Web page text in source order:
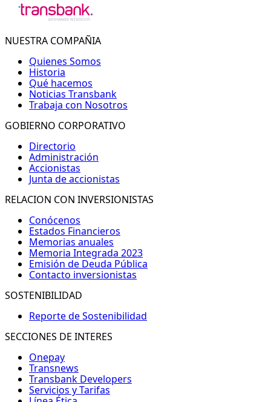
NUESTRA COMPAÑIA
Quienes Somos
Historia
Qué hacemos
Noticias Transbank
Trabaja con Nosotros
GOBIERNO CORPORATIVO
Directorio
Administración
Accionistas
Junta de accionistas
RELACION CON INVERSIONISTAS
Conócenos
Estados Financieros
Memorias anuales
Memoria Integrada 2023
Emisión de Deuda Pública
Contacto inversionistas
SOSTENIBILIDAD
Reporte de Sostenibilidad
SECCIONES DE INTERES
Onepay
Transnews
Transbank Developers
Servicios y Tarifas